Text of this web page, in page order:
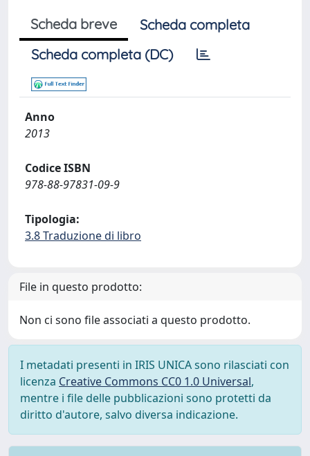
Scheda breve
Scheda completa
Scheda completa (DC)
Anno
2013
Codice ISBN
978-88-97831-09-9
Tipologia:
3.8 Traduzione di libro
File in questo prodotto:
Non ci sono file associati a questo prodotto.
I metadati presenti in IRIS UNICA sono rilasciati con
licenza Creative Commons CC0 1.0 Universal,
mentre i file delle pubblicazioni sono protetti da
diritto d'autore, salvo diversa indicazione.